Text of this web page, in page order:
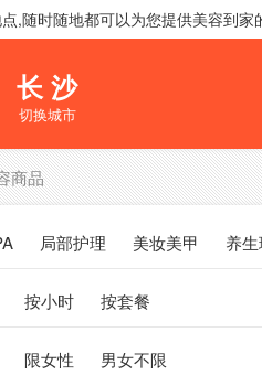
,随时随地都可以为您提供美容到家
长 沙
切换城市
商品
局部护理 美妆美甲 养
按小时 按套餐
限女性 男女不限